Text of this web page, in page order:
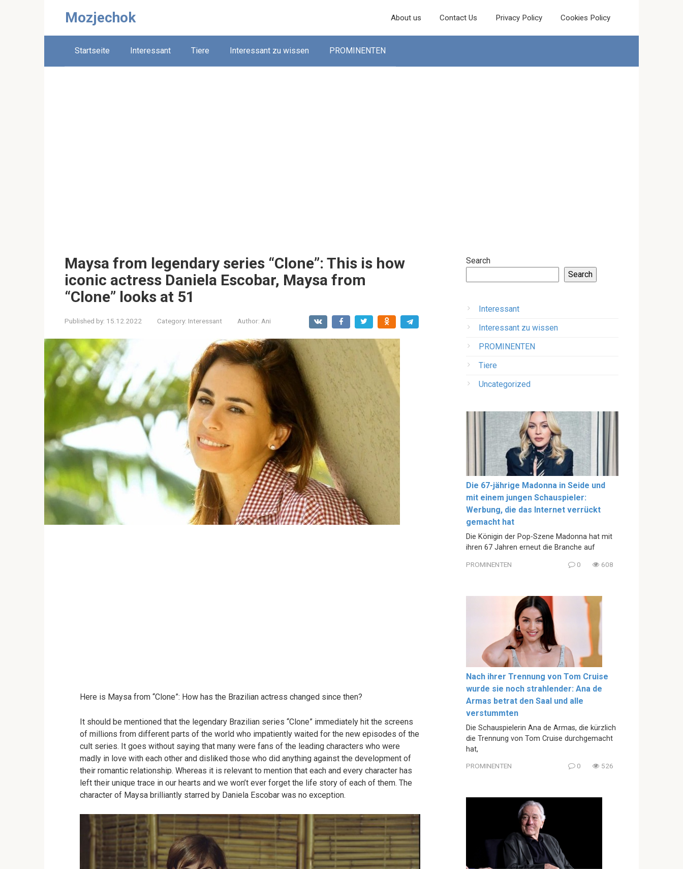
Mozjechok About us Contact Us Privacy Policy Cookies Policy
Startseite Interessant Tiere Interessant zu wissen PROMINENTEN
Maysa from legendary series “Clone”: This is how
iconic actress Daniela Escobar, Maysa from
“Clone” looks at 51
Published by: 15.12.2022 Category: Interessant Author: Ani
Here is Maysa from “Clone”: How has the Brazilian actress changed since then?
It should be mentioned that the legendary Brazilian series “Clone” immediately hit the screens
of millions from different parts of the world who impatiently waited for the new episodes of the
cult series. It goes without saying that many were fans of the leading characters who were
madly in love with each other and disliked those who did anything against the development of
their romantic relationship. Whereas it is relevant to mention that each and every character has
left their unique trace in our hearts and we won’t ever forget the life story of each of them. The
character of Maysa brilliantly starred by Daniela Escobar was no exception.
Search
Search
Interessant
Interessant zu wissen
PROMINENTEN
Tiere
Uncategorized
Die 67-jährige Madonna in Seide und
mit einem jungen Schauspieler:
Werbung, die das Internet verrückt
gemacht hat
Die Königin der Pop-Szene Madonna hat mit
ihren 67 Jahren erneut die Branche auf
PROMINENTEN 0 608
Nach ihrer Trennung von Tom Cruise
wurde sie noch strahlender: Ana de
Armas betrat den Saal und alle
verstummten
Die Schauspielerin Ana de Armas, die kürzlich
die Trennung von Tom Cruise durchgemacht
hat,
PROMINENTEN 0 526